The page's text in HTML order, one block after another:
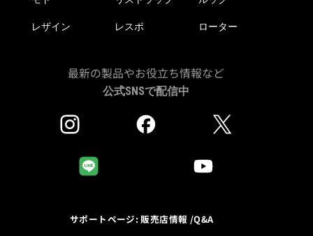
レザイン レスポ ローター
最新の製品やお役立ち情報など
公式SNSで配信中
サポートページ: 販売店情報 /Q&A